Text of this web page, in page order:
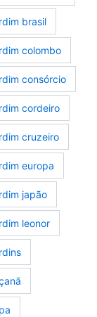
brasil
colombo
consórcio
cordeiro
cruzeiro
europa
japão
leonor